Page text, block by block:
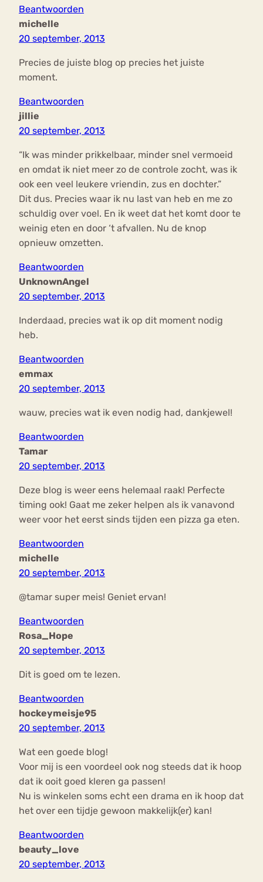
Beantwoorden
michelle
20 september, 2013
Precies de juiste blog op precies het juiste
moment.
Beantwoorden
jillie
20 september, 2013
“Ik was minder prikkelbaar, minder snel vermoeid
en omdat ik niet meer zo de controle zocht, was ik
ook een veel leukere vriendin, zus en dochter.”
Dit dus. Precies waar ik nu last van heb en me zo
schuldig over voel. En ik weet dat het komt door te
weinig eten en door ‘t afvallen. Nu de knop
opnieuw omzetten.
Beantwoorden
UnknownAngel
20 september, 2013
Inderdaad, precies wat ik op dit moment nodig
heb.
Beantwoorden
emmax
20 september, 2013
wauw, precies wat ik even nodig had, dankjewel!
Beantwoorden
Tamar
20 september, 2013
Deze blog is weer eens helemaal raak! Perfecte
timing ook! Gaat me zeker helpen als ik vanavond
weer voor het eerst sinds tijden een pizza ga eten.
Beantwoorden
michelle
20 september, 2013
@tamar super meis! Geniet ervan!
Beantwoorden
Rosa_Hope
20 september, 2013
Dit is goed om te lezen.
Beantwoorden
hockeymeisje95
20 september, 2013
Wat een goede blog!
Voor mij is een voordeel ook nog steeds dat ik hoop
dat ik ooit goed kleren ga passen!
Nu is winkelen soms echt een drama en ik hoop dat
het over een tijdje gewoon makkelijk(er) kan!
Beantwoorden
beauty_love
20 september, 2013